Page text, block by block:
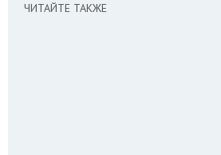
ЧИТАЙТЕ ТАКЖЕ